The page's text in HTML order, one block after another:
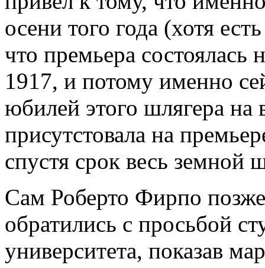
осени того года (хотя
что премьера состоялась
1917, и потому именно
юбилей этого шлягера на
присутстовала на
спустя срок весь земной
Сам Роберто Фирпо
обратились с просьбой
университета, показав